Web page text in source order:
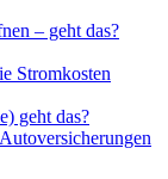
– geht das?
Stromkosten
geht das?